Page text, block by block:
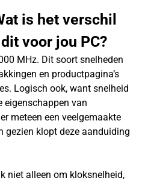
is het verschil
voor jou PC?
MHz. Dit soort snelheden
en productpagina’s
Logisch ook, want snelheid
eigenschappen van
meteen een veelgemaakte
gezien klopt deze aanduiding
niet alleen om kloksnelheid,